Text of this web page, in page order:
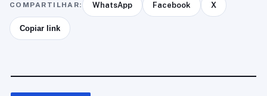
COMPARTILHAR: WhatsApp Facebook X
Copiar link